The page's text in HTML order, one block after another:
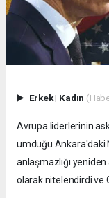
Erkek| Kadın
Avrupa liderlerinin
umduğu Ankara'daki
anlaşmazlığı
olarak nitelendirdi ve